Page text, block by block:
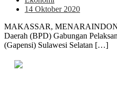
14 Oktober 2020
MAKASSAR,
Daerah (BPD) Gabungan
(Gapensi) Sulawesi Selatan […]